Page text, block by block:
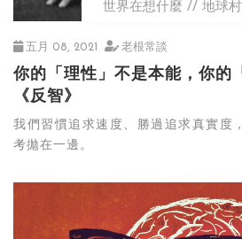
世界在想什麼 地球
五月 08, 2021 老根常談
你的「理性」不是本能，你的
《反智》
我們習慣追求速度、勝過追求真實度
考拋在一邊。